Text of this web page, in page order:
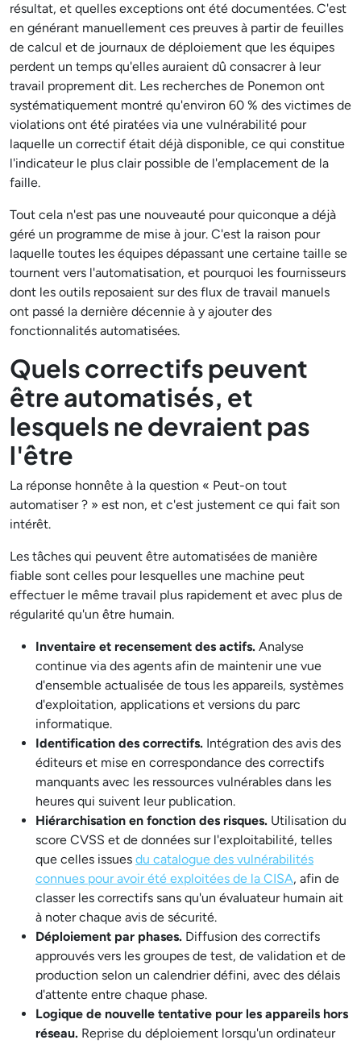
résultat, et quelles exceptions ont été documentées. C'est
en générant manuellement ces preuves à partir de feuilles
de calcul et de journaux de déploiement que les équipes
perdent un temps qu'elles auraient dû consacrer à leur
travail proprement dit. Les recherches de Ponemon ont
systématiquement montré qu'environ 60 % des victimes de
violations ont été piratées via une vulnérabilité pour
laquelle un correctif était déjà disponible, ce qui constitue
l'indicateur le plus clair possible de l'emplacement de la
faille.
Tout cela n'est pas une nouveauté pour quiconque a déjà
géré un programme de mise à jour. C'est la raison pour
laquelle toutes les équipes dépassant une certaine taille se
tournent vers l'automatisation, et pourquoi les fournisseurs
dont les outils reposaient sur des flux de travail manuels
ont passé la dernière décennie à y ajouter des
fonctionnalités automatisées.
Quels correctifs peuvent
être automatisés, et
lesquels ne devraient pas
l'être
La réponse honnête à la question « Peut-on tout
automatiser ? » est non, et c'est justement ce qui fait son
intérêt.
Les tâches qui peuvent être automatisées de manière
fiable sont celles pour lesquelles une machine peut
effectuer le même travail plus rapidement et avec plus de
régularité qu'un être humain.
Inventaire et recensement des actifs. Analyse
continue via des agents afin de maintenir une vue
d'ensemble actualisée de tous les appareils, systèmes
d'exploitation, applications et versions du parc
informatique.
Identification des correctifs. Intégration des avis des
éditeurs et mise en correspondance des correctifs
manquants avec les ressources vulnérables dans les
heures qui suivent leur publication.
Hiérarchisation en fonction des risques. Utilisation du
score CVSS et de données sur l'exploitabilité, telles
que celles issues du catalogue des vulnérabilités
connues pour avoir été exploitées de la CISA, afin de
classer les correctifs sans qu'un évaluateur humain ait
à noter chaque avis de sécurité.
Déploiement par phases. Diffusion des correctifs
approuvés vers les groupes de test, de validation et de
production selon un calendrier défini, avec des délais
d'attente entre chaque phase.
Logique de nouvelle tentative pour les appareils hors
réseau. Reprise du déploiement lorsqu'un ordinateur